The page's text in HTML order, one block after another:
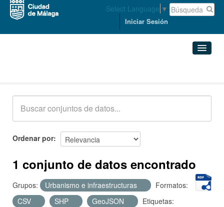
Select Language ▼
Iniciar Sesión
Acerca de
Ordenar por
1 conjunto de datos encontrado
Grupos: Urbanismo e infraestructuras
Formatos:
CSV
SHP GeoJSON
Etiquetas: